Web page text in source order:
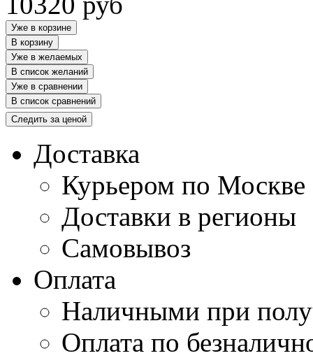
Уже в корзине
В корзину
Уже в желаемых
В список желаний
Уже в сравнении
В список сравнений
Следить за ценой
Доставка
Курьером по Москве
Доставки в регионы
Самовывоз
Оплата
Наличными при
Оплата по